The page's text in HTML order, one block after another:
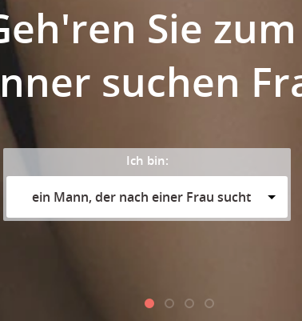
Sie
suchen
Ich bin:
ein Mann, der nach einer Frau sucht